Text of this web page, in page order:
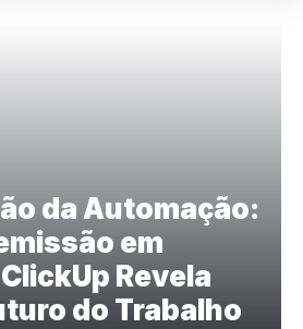
da Automação:
em
Revela
do Trabalho